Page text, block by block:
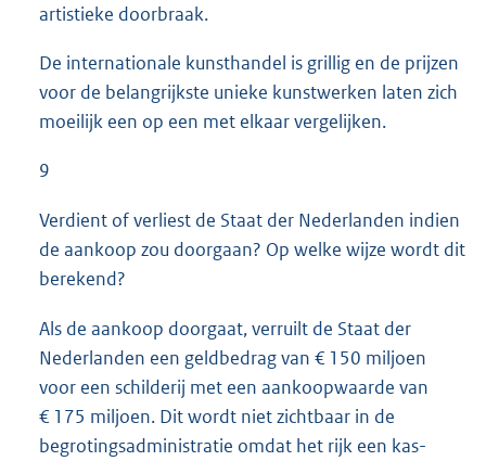
artistieke doorbraak.
De internationale kunsthandel is grillig en de prijzen
voor de belangrijkste unieke kunstwerken laten zich
moeilijk een op een met elkaar vergelijken.
9
Verdient of verliest de Staat der Nederlanden indien
de aankoop zou doorgaan? Op welke wijze wordt dit
berekend?
Als de aankoop doorgaat, verruilt de Staat der
Nederlanden een geldbedrag van € 150 miljoen
voor een schilderij met een aankoopwaarde van
€ 175 miljoen. Dit wordt niet zichtbaar in de
begrotingsadministratie omdat het rijk een kas-